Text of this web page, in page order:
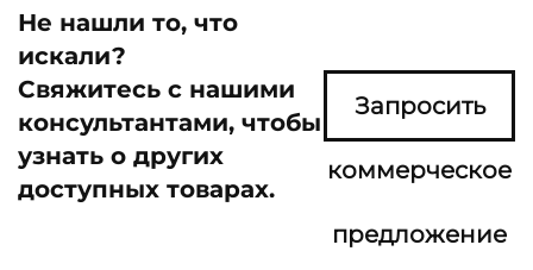
Не нашли то, что
искали?
Свяжитесь с нашими
консультантами, чтобы
узнать о других
доступных товарах.
Запросить
коммерческое
предложение